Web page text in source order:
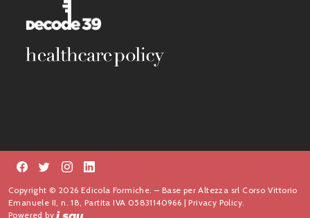
Copyright © 2026 Edicola Formiche. – Base per Altezza srl Corso Vittorio
Emanuele II, n. 18, Partita IVA 05831140966 |Privacy Policy.
Powered by